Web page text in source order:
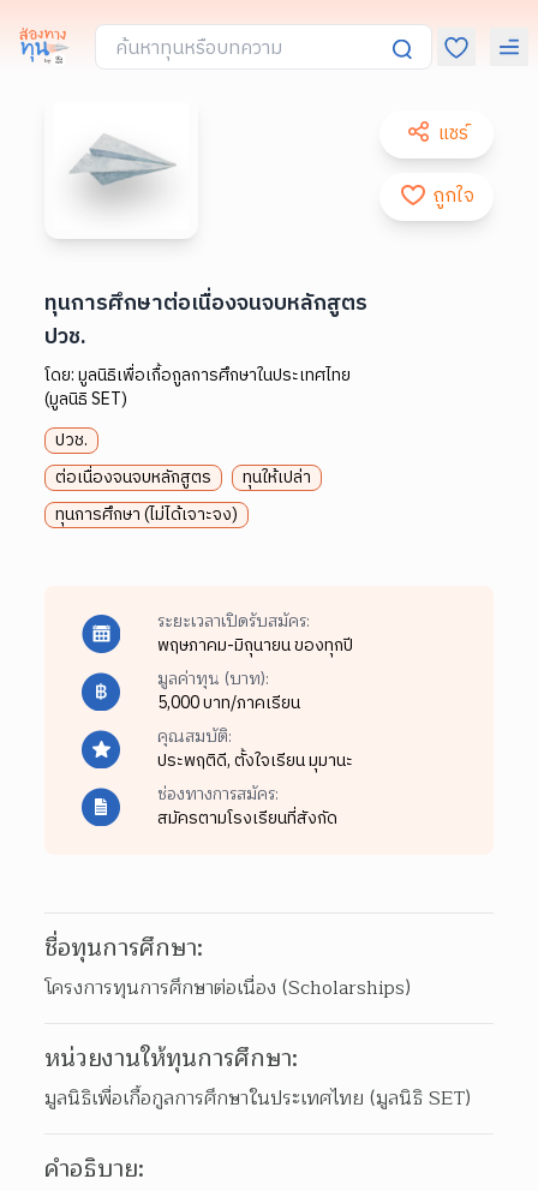
แชร์
ถูกใจ
ทุนการศึกษาต่อเนื่องจนจบหลักสูตร
ปวช.
โดย:มูลนิธิเพื่อเกื้อกูลการศึกษาในประเทศไทย
(มูลนิธิ SET)
ปวช.
ต่อเนื่องจนจบหลักสูตร
ทุนให้เปล่า
ทุนการศึกษา (ไม่ได้เจาะจง)
ระยะเวลาเปิดรับสมัคร:
พฤษภาคม-มิถุนายน ของทุกปี
มูลค่าทุน (บาท):
5,000 บาท/ภาคเรียน
คุณสมบัติ:
ประพฤติดี,ตั้งใจเรียน มุมานะ
ช่องทางการสมัคร:
สมัครตามโรงเรียนที่สังกัด
ชื่อทุนการศึกษา:
โครงการทุนการศึกษาต่อเนื่อง (Scholarships)
หน่วยงานให้ทุนการศึกษา:
มูลนิธิเพื่อเกื้อกูลการศึกษาในประเทศไทย (มูลนิธิ SET)
คำอธิบาย: